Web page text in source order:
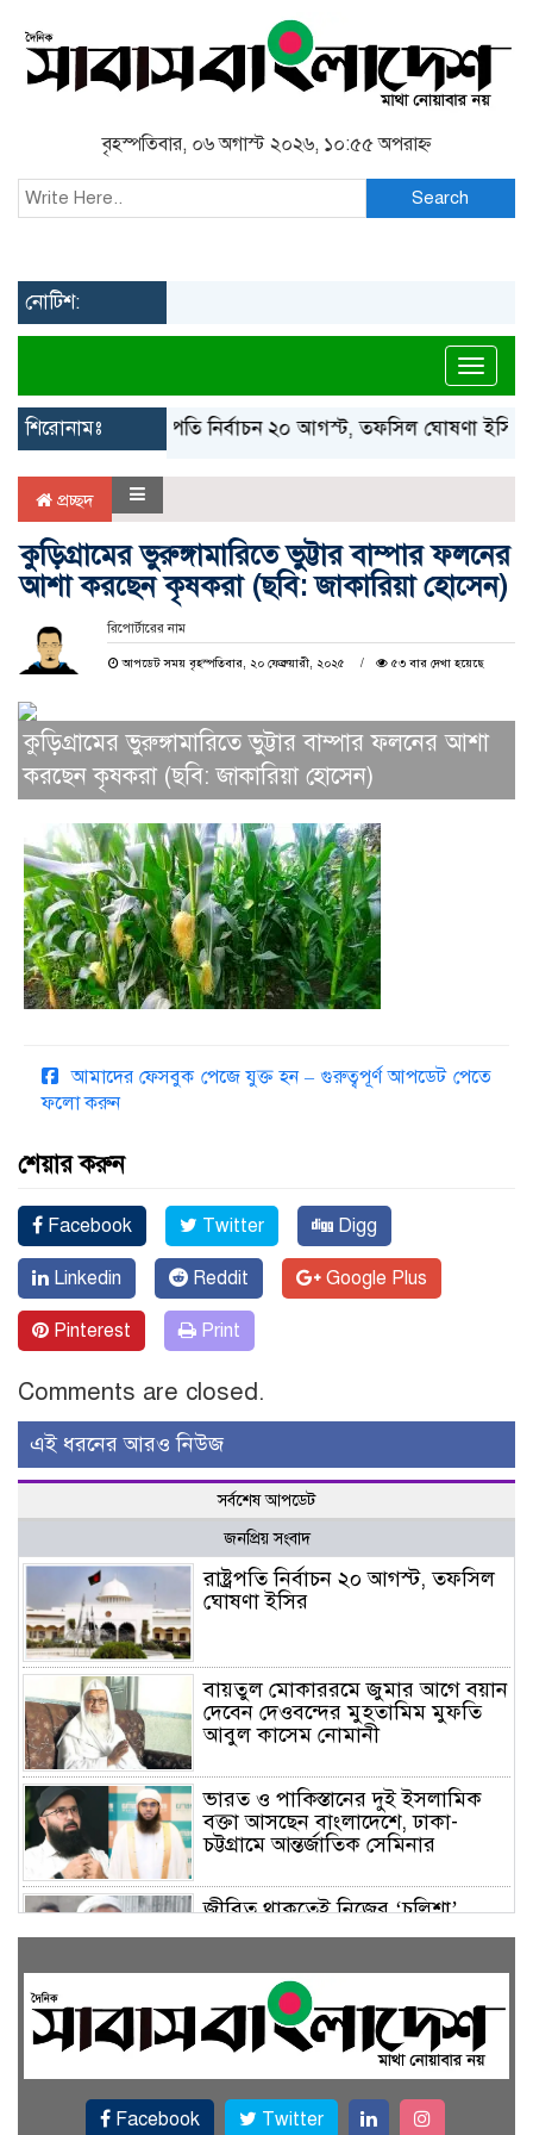
বৃহস্পতিবার, ০৬ অগাস্ট ২০২৬, ১০:৫৫ অপরাহ্ন
Search
নোটিশ:
শিরোনামঃ রাষ্ট্রপতি নির্বাচন ২০ আগস্ট, তফসিল ঘোষণা ইসির
প্রচ্ছদ
কুড়িগ্রামের ভুরুঙ্গামারিতে ভুট্টার বাম্পার ফলনের
আশা করছেন কৃষকরা (ছবি: জাকারিয়া হোসেন)
রিপোর্টারের নাম
আপডেট সময় বৃহস্পতিবার, ২০ ফেব্রুয়ারী, ২০২৫ ৫৩ বার দেখা হয়েছে
কুড়িগ্রামের ভুরুঙ্গামারিতে ভুট্টার বাম্পার ফলনের আশা
করছেন কৃষকরা (ছবি: জাকারিয়া হোসেন)
আমাদের ফেসবুক পেজে যুক্ত হন – গুরুত্বপূর্ণ আপডেট পেতে
ফলো করুন
শেয়ার করুন
Facebook Twitter Digg
Linkedin Reddit Google Plus
Pinterest Print
Comments are closed.
এই ধরনের আরও নিউজ
সর্বশেষ আপডেট
জনপ্রিয় সংবাদ
রাষ্ট্রপতি নির্বাচন ২০ আগস্ট, তফসিল
ঘোষণা ইসির
বায়তুল মোকাররমে জুমার আগে বয়ান
দেবেন দেওবন্দের মুহতামিম মুফতি
আবুল কাসেম নোমানী
ভারত ও পাকিস্তানের দুই ইসলামিক
বক্তা আসছেন বাংলাদেশে, ঢাকা-
চট্টগ্রামে আন্তর্জাতিক সেমিনার
জীবিত থাকতেই নিজের ‘চল্লিশা’
করলেন বৃদ্ধ, খেলেন ২ হাজার মানুষ
বালিয়াকান্দিতে উপজেলা প্রশাসনের
আয়োজনে জুলাই গণঅভ্যুত্থান দিবস
একই জমিতে ধান, পাট, মাছ ও সবজি
Facebook Twitter